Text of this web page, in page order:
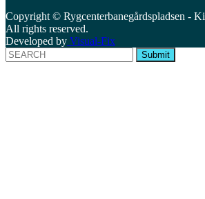
Copyright © Rygcenterbanegårdspladsen -
All rights reserved.
Developed by Visual-Fix
Submit